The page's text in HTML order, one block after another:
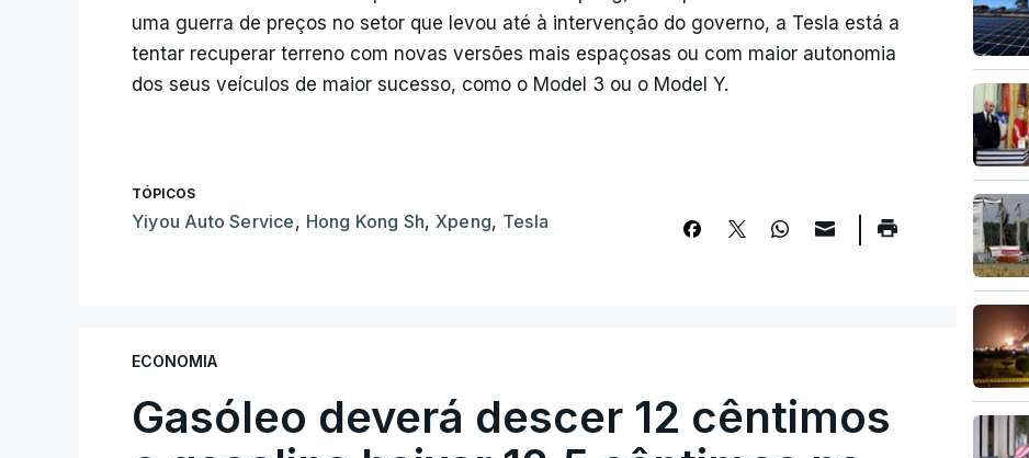
uma guerra de preços no setor que levou até à intervenção do governo, a Tesla está a
tentar recuperar terreno com novas versões mais espaçosas ou com maior autonomia
dos seus veículos de maior sucesso, como o Model 3 ou o Model Y.
TÓPICOS
Yiyou Auto Service, Hong Kong Sh,Xpeng, Tesla
ECONOMIA
Gasóleo deverá descer 12 cêntimos